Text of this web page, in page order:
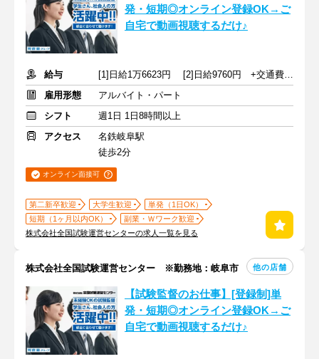
発・短期◎オンライン登録OK→ご
自宅で動画視聴するだけ♪
給与
[1]日給1万6623円 [2]日給9760円 +交通費規定支給
雇用形態
アルバイト・パート
シフト
週1日 1日8時間以上
アクセス
名鉄岐阜駅
徒歩2分
オンライン面接可
第二新卒歓迎 大学生歓迎
単発（1日OK）
短期（1ヶ月以内OK）
副業・Ｗワーク歓迎
株式会社全国試験運営センターの求人一覧を見る
株式会社全国試験運営センター ※勤務地：岐阜市 他の店舗
【試験監督のお仕事】[登録制]単
発・短期◎オンライン登録OK→ご
自宅で動画視聴するだけ♪